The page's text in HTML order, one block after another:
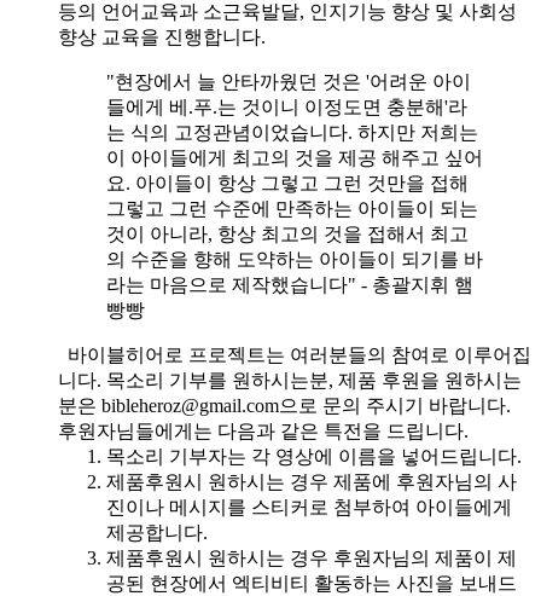
등의 언어교육과 소근육발달, 인지기능 향상 및 사회성
향상 교육을 진행합니다.
"현장에서 늘 안타까웠던 것은 '어려운 아이
들에게 베.푸.는 것이니 이정도면 충분해'라
는 식의 고정관념이었습니다. 하지만 저희는
이 아이들에게 최고의 것을 제공 해주고 싶어
요. 아이들이 항상 그렇고 그런 것만을 접해
그렇고 그런 수준에 만족하는 아이들이 되는
것이 아니라, 항상 최고의 것을 접해서 최고
의 수준을 향해 도약하는 아이들이 되기를 바
라는 마음으로 제작했습니다" - 총괄지휘 햄
빵빵
바이블히어로 프로젝트는 여러분들의 참여로 이루어집
니다. 목소리 기부를 원하시는분, 제품 후원을 원하시는
분은 bibleheroz@gmail.com으로 문의 주시기 바랍니다.
후원자님들에게는 다음과 같은 특전을 드립니다.
목소리 기부자는 각 영상에 이름을 넣어드립니다.
제품후원시 원하시는 경우 제품에 후원자님의 사
진이나 메시지를 스티커로 첨부하여 아이들에게
제공합니다.
제품후원시 원하시는 경우 후원자님의 제품이 제
공된 현장에서 엑티비티 활동하는 사진을 보내드